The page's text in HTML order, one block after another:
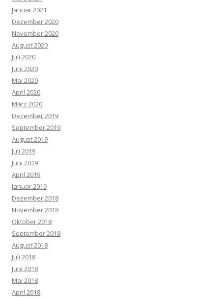
Januar 2021
Dezember 2020
November 2020
August 2020
Juli 2020
Juni 2020
Mai 2020
April 2020
März 2020
Dezember 2019
September 2019
August 2019
Juli 2019
Juni 2019
April 2019
Januar 2019
Dezember 2018
November 2018
Oktober 2018
September 2018
August 2018
Juli 2018
Juni 2018
Mai 2018
April 2018